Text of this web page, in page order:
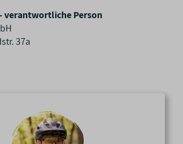
verantwortliche Person
37a